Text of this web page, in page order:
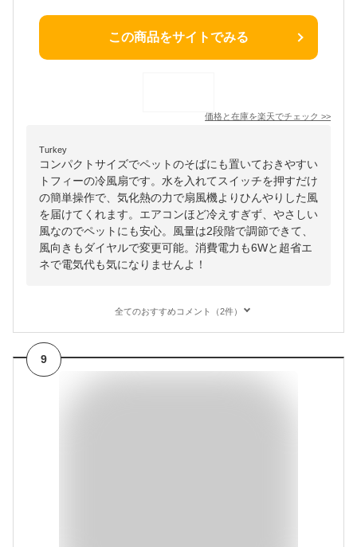
この商品をサイトでみる
価格と在庫を楽天でチェック >>
Turkey
コンパクトサイズでペットのそばにも置いておきやすい
トフィーの冷風扇です。水を入れてスイッチを押すだけ
の簡単操作で、気化熱の力で扇風機よりひんやりした風
を届けてくれます。エアコンほど冷えすぎず、やさしい
風なのでペットにも安心。風量は2段階で調節できて、
風向きもダイヤルで変更可能。消費電力も6Wと超省エ
ネで電気代も気になりませんよ！
全てのおすすめコメント（2件）
9